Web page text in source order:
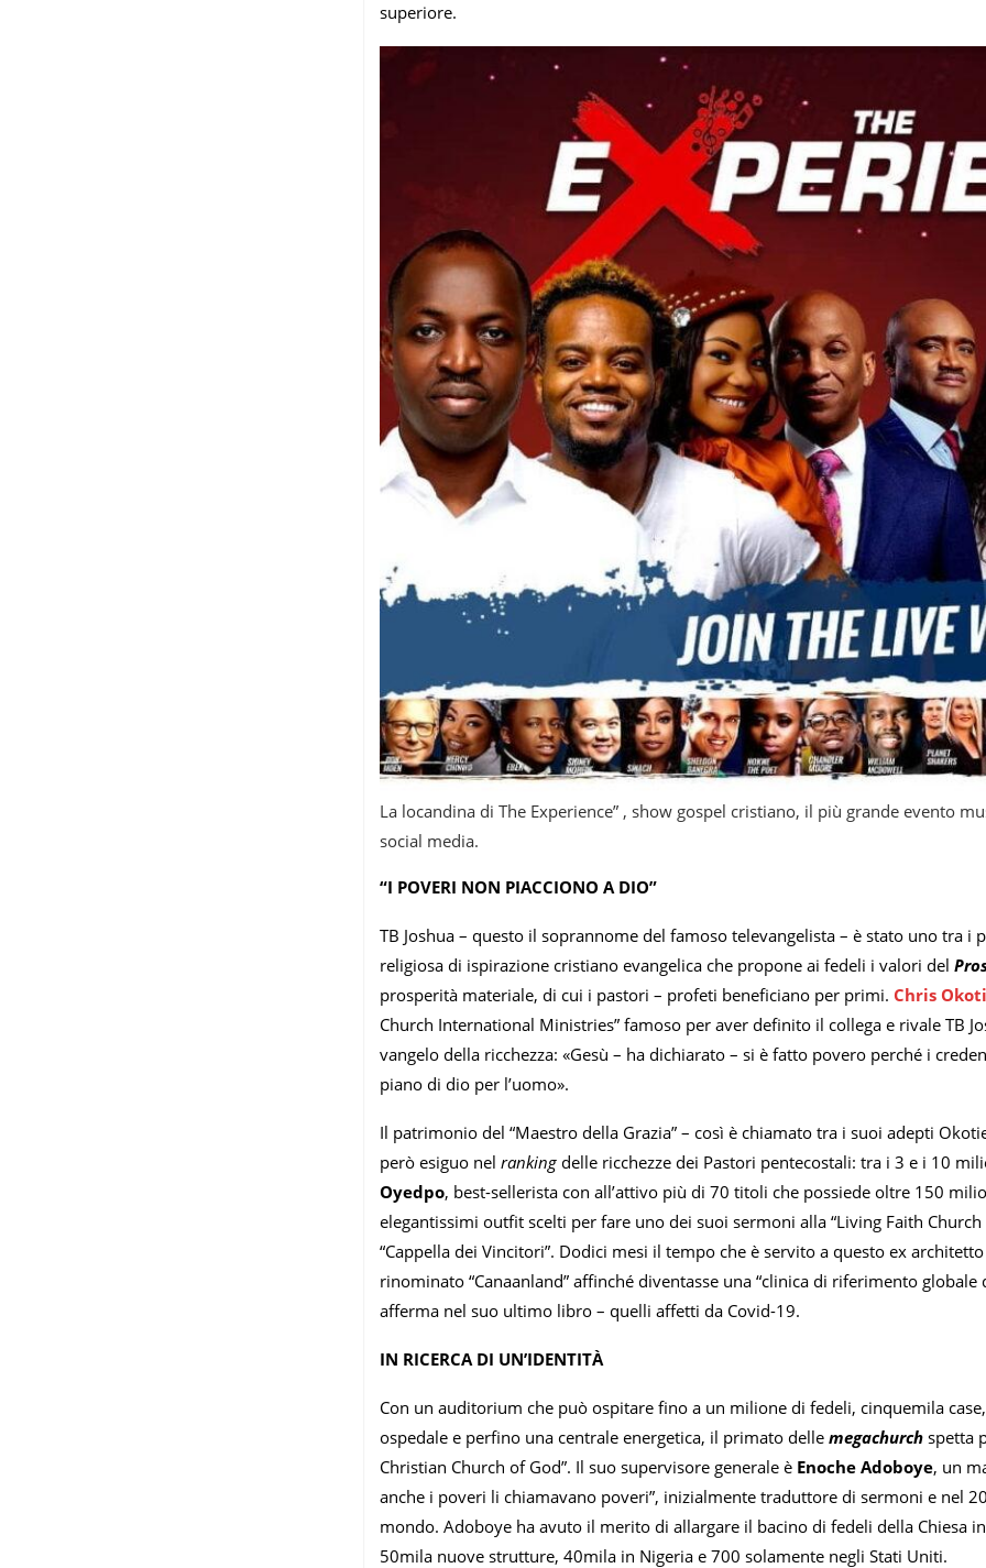
superiore.
La locandina di The Experience” , show gospel cristiano, il più grande evento
social media.
“I POVERI NON PIACCIONO A DIO”
TB Joshua – questo il soprannome del famoso televangelista – è stato uno tra
religiosa di ispirazione cristiano evangelica che propone ai fedeli i valori del
prosperità materiale, di cui i pastori – profeti beneficiano per primi. Chris
Church International Ministries” famoso per aver definito il collega e rivale TB
vangelo della ricchezza: «Gesù – ha dichiarato – si è fatto povero perché i
piano di dio per l’uomo».
Il patrimonio del “Maestro della Grazia” – così è chiamato tra i suoi adepti
però esiguo nel ranking delle ricchezze dei Pastori pentecostali: tra i 3 e i 10
Oyedpo, best-sellerista con all’attivo più di 70 titoli che possiede oltre 150
elegantissimi outfit scelti per fare uno dei suoi sermoni alla “Living Faith
“Cappella dei Vincitori”. Dodici mesi il tempo che è servito a questo ex
rinominato “Canaanland” affinché diventasse una “clinica di riferimento
afferma nel suo ultimo libro – quelli affetti da Covid-19.
IN RICERCA DI UN’IDENTITÀ
Con un auditorium che può ospitare fino a un milione di fedeli, cinquemila
ospedale e perfino una centrale energetica, il primato delle megachurch spetta
Christian Church of God”. Il suo supervisore generale è Enoche Adoboye, un
anche i poveri li chiamavano poveri”, inizialmente traduttore di sermoni e nel
mondo. Adoboye ha avuto il merito di allargare il bacino di fedeli della Chiesa
50mila nuove strutture, 40mila in Nigeria e 700 solamente negli Stati Uniti.